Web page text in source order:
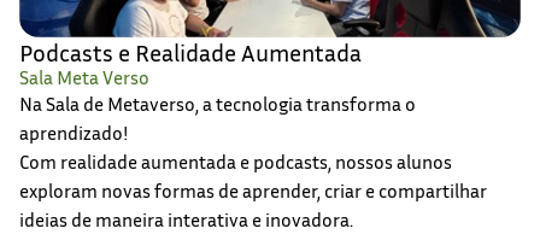
Podcasts e Realidade Aumentada
Sala Meta Verso
Na Sala de Metaverso, a tecnologia transforma o
aprendizado!
Com realidade aumentada e podcasts, nossos alunos
exploram novas formas de aprender, criar e compartilhar
ideias de maneira interativa e inovadora.